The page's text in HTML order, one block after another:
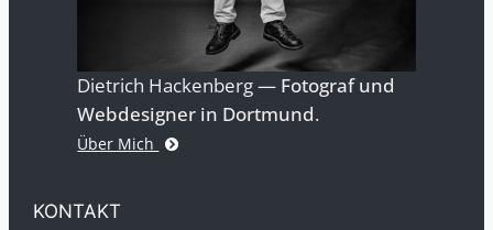
Dietrich Hackenberg — Fotograf und
Webdesigner in Dortmund.
Über Mich
KONTAKT